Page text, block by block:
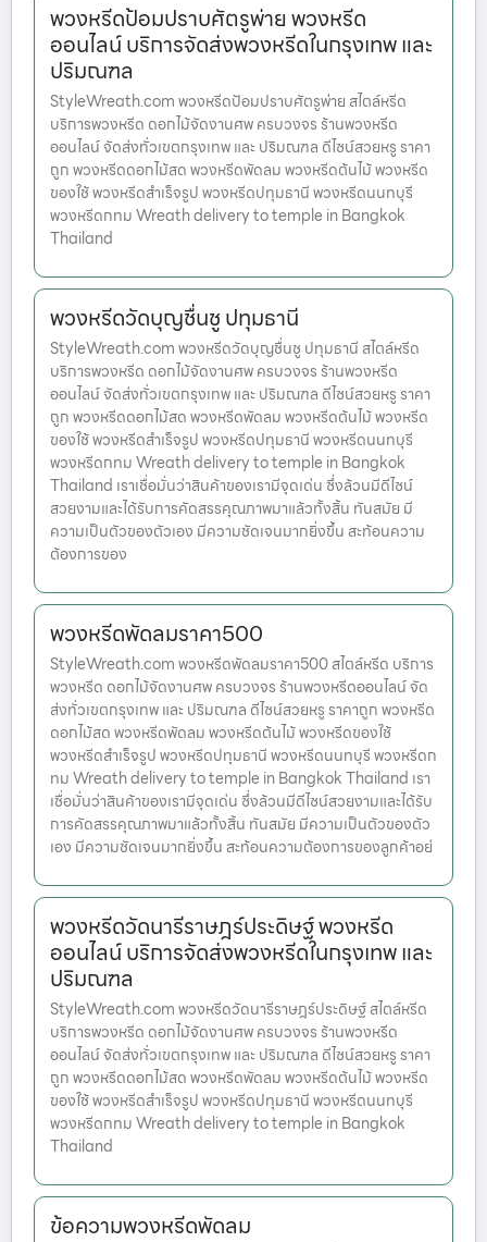
พวงหรีดป้อมปราบศัตรูพ่าย พวงหรีด
ออนไลน์ บริการจัดส่งพวงหรีดในกรุงเทพ และ
ปริมณฑล
StyleWreath.com พวงหรีดป้อมปราบศัตรูพ่าย สไตล์หรีด
บริการพวงหรีด ดอกไม้จัดงานศพ ครบวงจร ร้านพวงหรีด
ออนไลน์ จัดส่งทั่วเขตกรุงเทพ และ ปริมณฑล ดีไซน์สวยหรู ราคา
ถูก พวงหรีดดอกไม้สด พวงหรีดพัดลม พวงหรีดต้นไม้ พวงหรีด
ของใช้ พวงหรีดสำเร็จรูป พวงหรีดปทุมธานี พวงหรีดนนทบุรี
พวงหรีดกทม Wreath delivery to temple in Bangkok
Thailand
พวงหรีดวัดบุญชื่นชู ปทุมธานี
StyleWreath.com พวงหรีดวัดบุญชื่นชู ปทุมธานี สไตล์หรีด
บริการพวงหรีด ดอกไม้จัดงานศพ ครบวงจร ร้านพวงหรีด
ออนไลน์ จัดส่งทั่วเขตกรุงเทพ และ ปริมณฑล ดีไซน์สวยหรู ราคา
ถูก พวงหรีดดอกไม้สด พวงหรีดพัดลม พวงหรีดต้นไม้ พวงหรีด
ของใช้ พวงหรีดสำเร็จรูป พวงหรีดปทุมธานี พวงหรีดนนทบุรี
พวงหรีดกทม Wreath delivery to temple in Bangkok
Thailand เราเชื่อมั่นว่าสินค้าของเรามีจุดเด่น ซึ่งล้วนมีดีไซน์
สวยงามและได้รับการคัดสรรคุณภาพมาแล้วทั้งสิ้น ทันสมัย มี
ความเป็นตัวของตัวเอง มีความชัดเจนมากยิ่งขึ้น สะท้อนความ
ต้องการของ
พวงหรีดพัดลมราคา500
StyleWreath.com พวงหรีดพัดลมราคา500 สไตล์หรีด บริการ
พวงหรีด ดอกไม้จัดงานศพ ครบวงจร ร้านพวงหรีดออนไลน์ จัด
ส่งทั่วเขตกรุงเทพ และ ปริมณฑล ดีไซน์สวยหรู ราคาถูก พวงหรีด
ดอกไม้สด พวงหรีดพัดลม พวงหรีดต้นไม้ พวงหรีดของใช้
พวงหรีดสำเร็จรูป พวงหรีดปทุมธานี พวงหรีดนนทบุรี พวงหรีดก
ทม Wreath delivery to temple in Bangkok Thailand เรา
เชื่อมั่นว่าสินค้าของเรามีจุดเด่น ซึ่งล้วนมีดีไซน์สวยงามและได้รับ
การคัดสรรคุณภาพมาแล้วทั้งสิ้น ทันสมัย มีความเป็นตัวของตัว
เอง มีความชัดเจนมากยิ่งขึ้น สะท้อนความต้องการของลูกค้าอย่
พวงหรีดวัดนารีราษฎร์ประดิษฐ์ พวงหรีด
ออนไลน์ บริการจัดส่งพวงหรีดในกรุงเทพ และ
ปริมณฑล
StyleWreath.com พวงหรีดวัดนารีราษฎร์ประดิษฐ์ สไตล์หรีด
บริการพวงหรีด ดอกไม้จัดงานศพ ครบวงจร ร้านพวงหรีด
ออนไลน์ จัดส่งทั่วเขตกรุงเทพ และ ปริมณฑล ดีไซน์สวยหรู ราคา
ถูก พวงหรีดดอกไม้สด พวงหรีดพัดลม พวงหรีดต้นไม้ พวงหรีด
ของใช้ พวงหรีดสำเร็จรูป พวงหรีดปทุมธานี พวงหรีดนนทบุรี
พวงหรีดกทม Wreath delivery to temple in Bangkok
Thailand
ข้อความพวงหรีดพัดลม